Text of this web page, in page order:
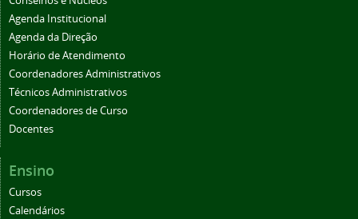
Agenda Institucional
Agenda da Direção
Horário de Atendimento
Coordenadores Administrativos
Técnicos Administrativos
Coordenadores de Curso
Docentes
Ensino
Cursos
Calendários